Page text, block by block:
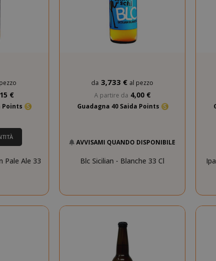
€
Points
Pale Ale 33
da 3,733 € al pezzo
A partire da 4,00 €
Guadagna 40 Saida Points
AVVISAMI QUANDO DISPONIBILE
Blc Sicilian - Blanche 33 Cl